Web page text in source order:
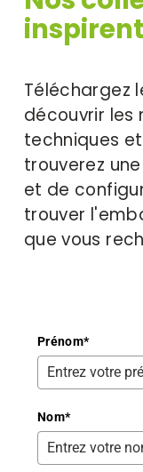
Téléchargez
découvrir les
techniques
trouverez
et de
trouver
que vous
Prénom*
Nom*